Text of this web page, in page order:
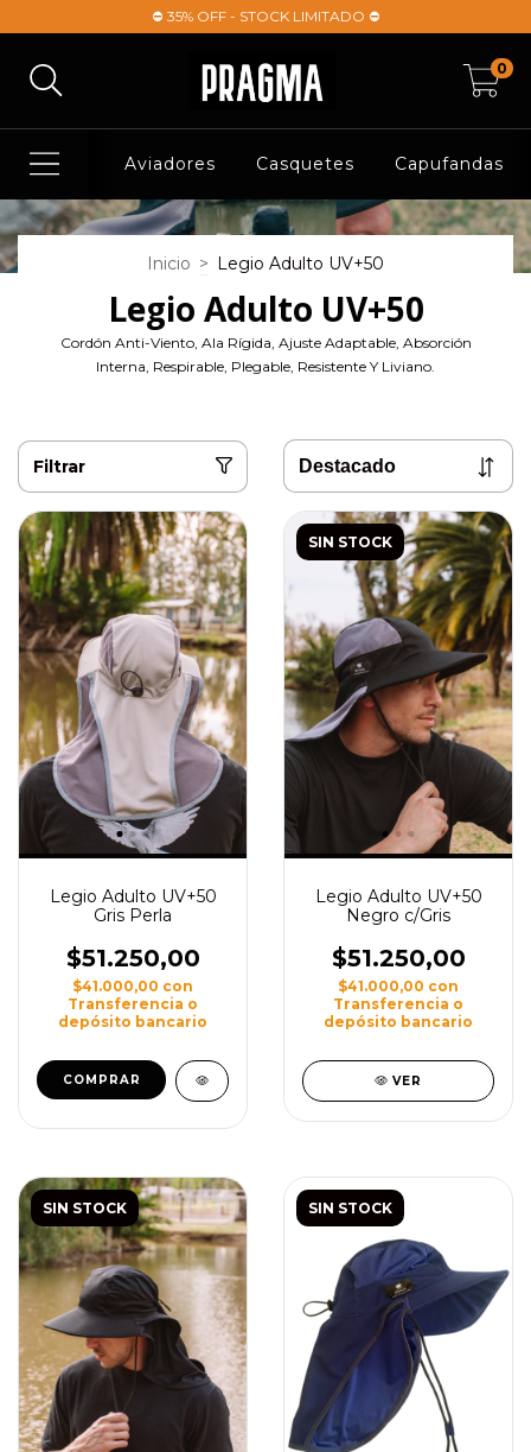
⛔ 35% OFF - STOCK LIMITADO ⛔
0
Aviadores Casquetes Capufandas
Inicio > Legio Adulto UV+50
Legio Adulto UV+50
Cordón Anti-Viento, Ala Rígida, Ajuste Adaptable, Absorción
Interna, Respirable, Plegable, Resistente Y Liviano.
Filtrar
Legio Adulto UV+50
Gris Perla
$51.250,00
$41.000,00 con
Transferencia o
depósito bancario
SIN STOCK
Legio Adulto UV+50
Negro c/Gris
$51.250,00
$41.000,00 con
Transferencia o
depósito bancario
VER
SIN STOCK SIN STOCK